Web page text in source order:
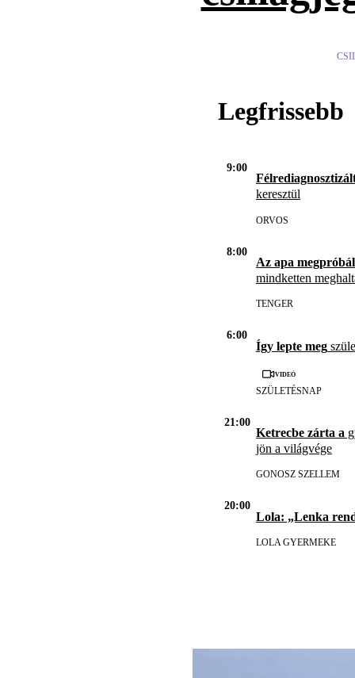
Legfrissebb
9:00
keresztül
ORVOS
8:00
Az apa
mindketten
TENGER
6:00
Így lepte meg
Videó
SZÜLETÉSNAP
21:00
Ketrecbe zárta a
jön a világvége
GONOSZ SZELLEM
20:00
Lola: „Lenka
LOLA GYERMEKE